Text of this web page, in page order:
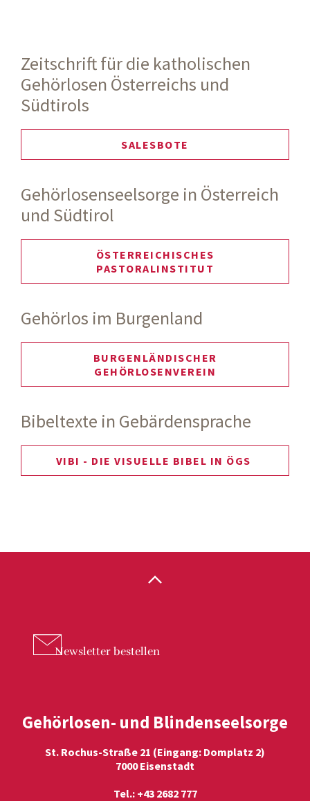
Zeitschrift für die katholischen
Gehörlosen Österreichs und
Südtirols
SALESBOTE
Gehörlosenseelsorge in Österreich
und Südtirol
ÖSTERREICHISCHES
PASTORALINSTITUT
Gehörlos im Burgenland
BURGENLÄNDISCHER
GEHÖRLOSENVEREIN
Bibeltexte in Gebärdensprache
VIBI - DIE VISUELLE BIBEL IN ÖGS
Newsletter bestellen
Gehörlosen- und Blindenseelsorge
St. Rochus-Straße 21 (Eingang: Domplatz 2)
7000 Eisenstadt
Tel.: +43 2682 777